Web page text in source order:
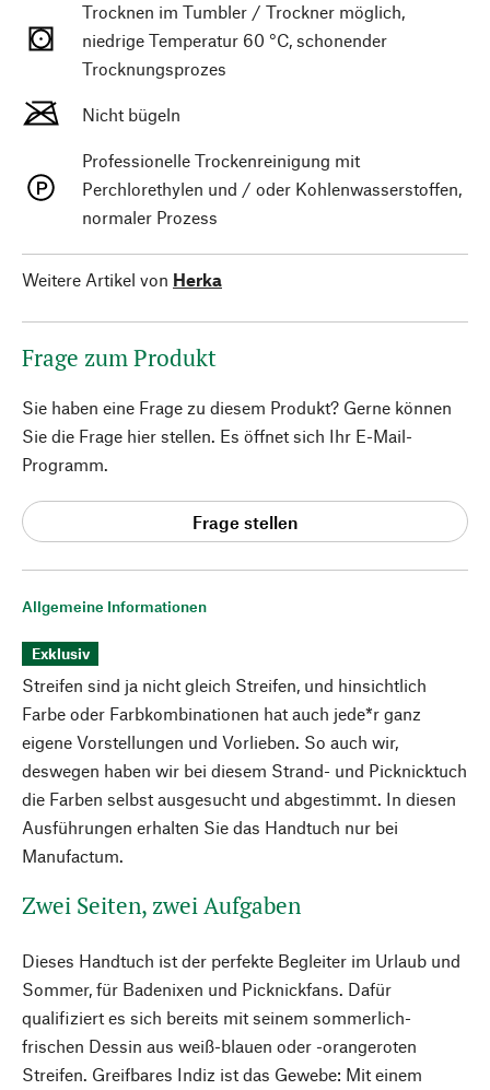
Allgemeine Informationen
Exklusiv
Streifen sind ja nicht gleich Streifen, und hinsichtlich
Farbe oder Farbkombinationen hat auch jede*r ganz
eigene Vorstellungen und Vorlieben. So auch wir,
deswegen haben wir bei diesem Strand- und Picknicktuch
die Farben selbst ausgesucht und abgestimmt. In diesen
Ausführungen erhalten Sie das Handtuch nur bei
Manufactum.
Zwei Seiten, zwei Aufgaben
Dieses Handtuch ist der perfekte Begleiter im Urlaub und
Sommer, für Badenixen und Picknickfans. Dafür
qualifiziert es sich bereits mit seinem sommerlich-
frischen Dessin aus weiß-blauen oder -orangeroten
Streifen. Greifbares Indiz ist das Gewebe: Mit einem
Trocknen im Tumbler / Trockner möglich,
niedrige Temperatur 60 °C, schonender
Trocknungsprozes
Nicht bügeln
Professionelle Trockenreinigung mit
Perchlorethylen und / oder Kohlenwasserstoffen,
normaler Prozess
Weitere Artikel von Herka
Frage zum Produkt
Sie haben eine Frage zu diesem Produkt? Gerne können
Sie die Frage hier stellen. Es öffnet sich Ihr E-Mail-
Programm.
Frage stellen